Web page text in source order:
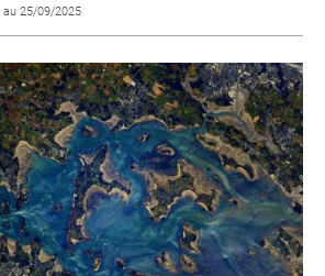
au 25/09/2025